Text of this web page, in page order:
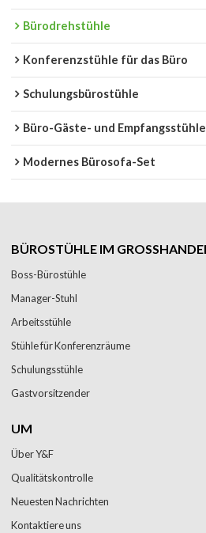
Bürodrehstühle
Konferenzstühle für das Büro
Schulungsbürostühle
Büro-Gäste- und Empfangsstühle
Modernes Bürosofa-Set
BÜROSTÜHLE IM GROSSHANDEL
Boss-Bürostühle
Manager-Stuhl
Arbeitsstühle
Stühle für Konferenzräume
Schulungsstühle
Gastvorsitzender
UM
Über Y&F
Qualitätskontrolle
Neuesten Nachrichten
Kontaktiere uns